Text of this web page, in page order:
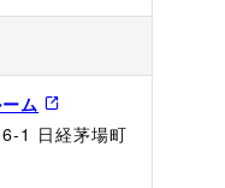
ム
1 日経茅場町